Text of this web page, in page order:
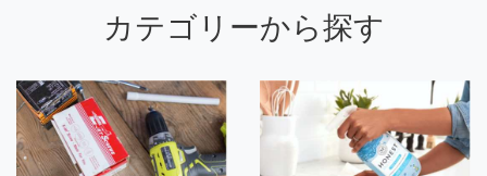
カテゴリーから探す